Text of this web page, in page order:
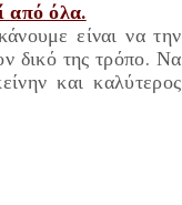
από όλα.
είναι να την
δικό της τρόπο. Να
και καλύτερος